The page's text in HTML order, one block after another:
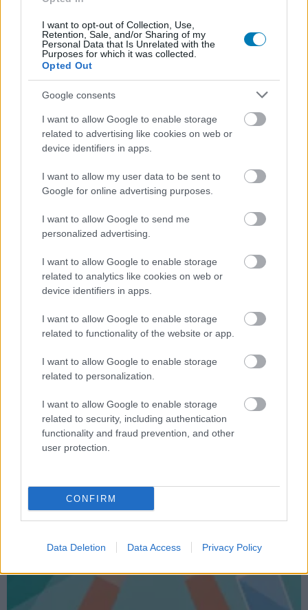
I want to opt-out of Collection, Use,
Retention, Sale, and/or Sharing of my
Personal Data that Is Unrelated with the
Purposes for which it was collected.
Opted Out
Google consents
I want to allow Google to enable storage
related to advertising like cookies on web or
device identifiers in apps.
I want to allow my user data to be sent to
Google for online advertising purposes.
I want to allow Google to send me
personalized advertising.
I want to allow Google to enable storage
related to analytics like cookies on web or
device identifiers in apps.
I want to allow Google to enable storage
related to functionality of the website or app.
I want to allow Google to enable storage
related to personalization.
I want to allow Google to enable storage
related to security, including authentication
functionality and fraud prevention, and other
user protection.
CONFIRM
Data Deletion Data Access Privacy Policy
GameStar gyakornoki pályázat - gyere hozzánk írni!
Aktívan követed a videojátékok világát? Szeretnéd, hogy
olvasók tízezrei mutassanak rá elütéseidre? Most te írsz, mi
olvasunk!
Lezártuk a gyakornoki pályázatot - hogyan tovább?
| 2016.07.06 21:00
sikerült kiértékelnünk a beérkezett jelentkezéseket is. Aki
jelentkezett, most jól figyeljen.